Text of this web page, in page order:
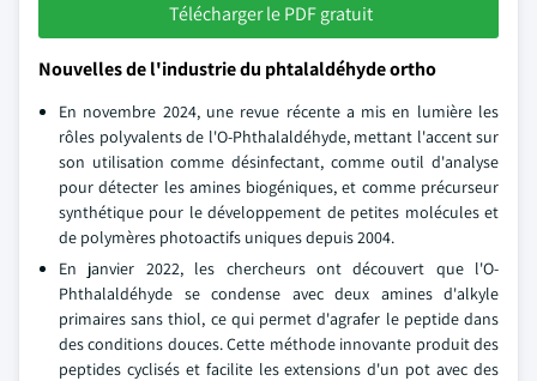
Télécharger le PDF gratuit
Nouvelles de l'industrie du phtalaldéhyde ortho
En novembre 2024, une revue récente a mis en lumière les
rôles polyvalents de l'O-Phthalaldéhyde, mettant l'accent sur
son utilisation comme désinfectant, comme outil d'analyse
pour détecter les amines biogéniques, et comme précurseur
synthétique pour le développement de petites molécules et
de polymères photoactifs uniques depuis 2004.
En janvier 2022, les chercheurs ont découvert que l'O-
Phthalaldéhyde se condense avec deux amines d'alkyle
primaires sans thiol, ce qui permet d'agrafer le peptide dans
des conditions douces. Cette méthode innovante produit des
peptides cyclisés et facilite les extensions d'un pot avec des